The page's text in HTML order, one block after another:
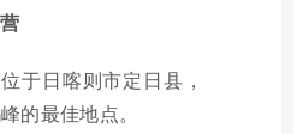
于日喀则市定日县，
的最佳地点。